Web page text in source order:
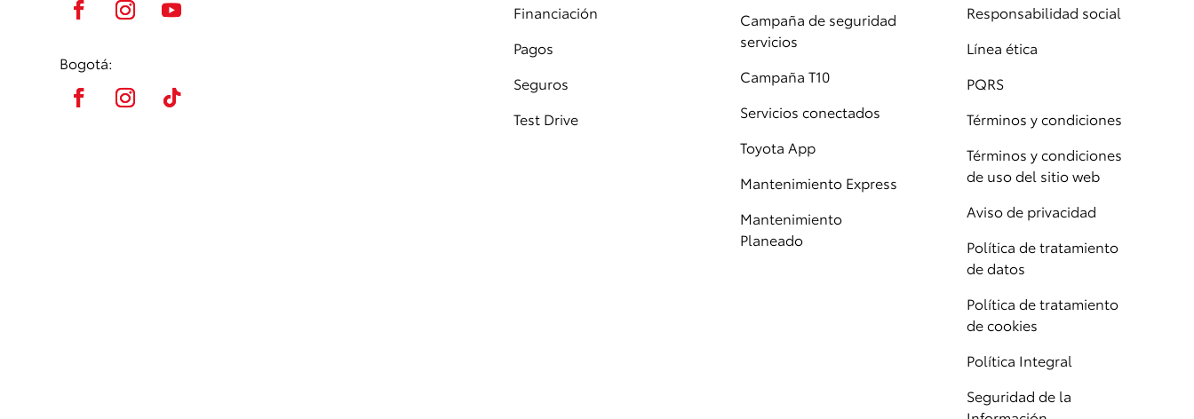
Bogotá:
Financiación
Pagos
Seguros
Test Drive
Campaña de seguridad
servicios
Campaña T10
Servicios conectados
Toyota App
Mantenimiento Express
Mantenimiento
Planeado
Responsabilidad social
Línea ética
PQRS
Términos y condiciones
Términos y condiciones
de uso del sitio web
Aviso de privacidad
Política de tratamiento
de datos
Política de tratamiento
de cookies
Política Integral
Seguridad de la